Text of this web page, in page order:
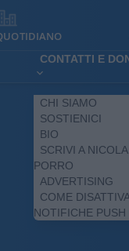
CONTATTI E
CHI SIAMO
SOSTIENICI
BIO
SCRIVI A NICOLA
PORRO
ADVERTISING
COME
NOTIFICHE PUSH